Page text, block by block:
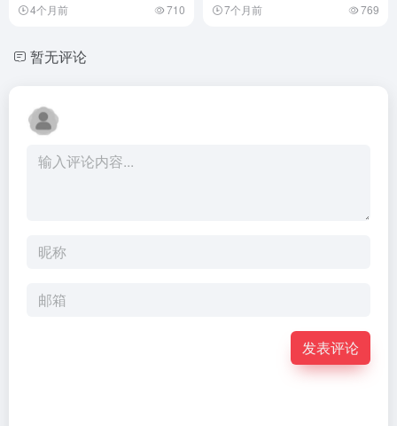
4个月前 710 7个月前 769
暂无评论
发表评论